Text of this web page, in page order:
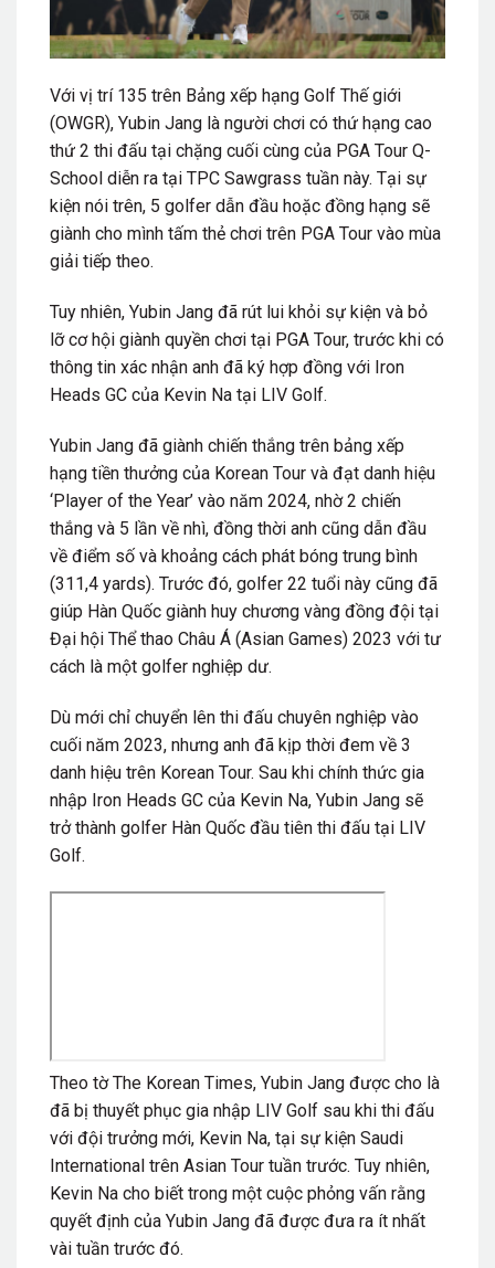
Với vị trí 135 trên Bảng xếp hạng Golf Thế giới
(OWGR), Yubin Jang là người chơi có thứ hạng cao
thứ 2 thi đấu tại chặng cuối cùng của PGA Tour Q-
School diễn ra tại TPC Sawgrass tuần này. Tại sự
kiện nói trên, 5 golfer dẫn đầu hoặc đồng hạng sẽ
giành cho mình tấm thẻ chơi trên PGA Tour vào mùa
giải tiếp theo.
Tuy nhiên, Yubin Jang đã rút lui khỏi sự kiện và bỏ
lỡ cơ hội giành quyền chơi tại PGA Tour, trước khi có
thông tin xác nhận anh đã ký hợp đồng với Iron
Heads GC của Kevin Na tại LIV Golf.
Yubin Jang đã giành chiến thắng trên bảng xếp
hạng tiền thưởng của Korean Tour và đạt danh hiệu
‘Player of the Year’ vào năm 2024, nhờ 2 chiến
thắng và 5 lần về nhì, đồng thời anh cũng dẫn đầu
về điểm số và khoảng cách phát bóng trung bình
(311,4 yards). Trước đó, golfer 22 tuổi này cũng đã
giúp Hàn Quốc giành huy chương vàng đồng đội tại
Đại hội Thể thao Châu Á (Asian Games) 2023 với tư
cách là một golfer nghiệp dư.
Dù mới chỉ chuyển lên thi đấu chuyên nghiệp vào
cuối năm 2023, nhưng anh đã kịp thời đem về 3
danh hiệu trên Korean Tour. Sau khi chính thức gia
nhập Iron Heads GC của Kevin Na, Yubin Jang sẽ
trở thành golfer Hàn Quốc đầu tiên thi đấu tại LIV
Golf.
Theo tờ The Korean Times, Yubin Jang được cho là
đã bị thuyết phục gia nhập LIV Golf sau khi thi đấu
với đội trưởng mới, Kevin Na, tại sự kiện Saudi
International trên Asian Tour tuần trước. Tuy nhiên,
Kevin Na cho biết trong một cuộc phỏng vấn rằng
quyết định của Yubin Jang đã được đưa ra ít nhất
vài tuần trước đó.